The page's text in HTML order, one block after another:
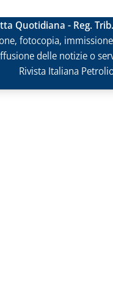
Quotidiana - Reg.
fotocopia,
delle notizie o
Rivista Italiana